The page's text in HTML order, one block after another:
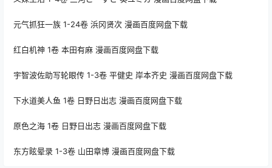
元气抓狂一族 1-24卷 浜冈贤次 漫画百度网盘下载
红白机神 1卷 本田有麻 漫画百度网盘下载
宇智波佐助写轮眼传 1-3卷 平健史 岸本齐史 漫画百度网盘下载
下水道美人鱼 1卷 日野日出志 漫画百度网盘下载
原色之海 1卷 日野日出志 漫画百度网盘下载
东方眩晕录 1-3卷 山田章博 漫画百度网盘下载